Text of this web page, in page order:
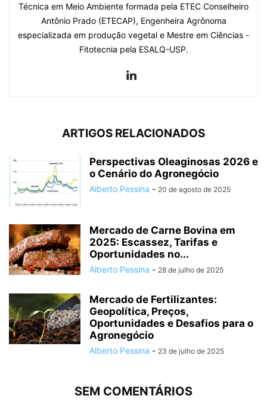
Técnica em Meio Ambiente formada pela ETEC Conselheiro
Antônio Prado (ETECAP), Engenheira Agrônoma
especializada em produção vegetal e Mestre em Ciências -
Fitotecnia pela ESALQ-USP.
ARTIGOS RELACIONADOS
Perspectivas Oleaginosas 2026 e
o Cenário do Agronegócio
Alberto Pessina - 20 de agosto de 2025
Mercado de Carne Bovina em
2025: Escassez, Tarifas e
Oportunidades no...
Alberto Pessina - 28 de julho de 2025
Mercado de Fertilizantes:
Geopolítica, Preços,
Oportunidades e Desafios para o
Agronegócio
Alberto Pessina - 23 de julho de 2025
SEM COMENTÁRIOS